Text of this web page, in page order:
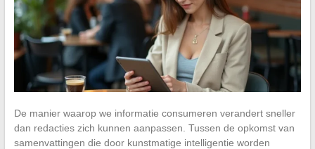
De manier waarop we informatie consumeren verandert sneller
dan redacties zich kunnen aanpassen. Tussen de opkomst van
samenvattingen die door kunstmatige intelligentie worden